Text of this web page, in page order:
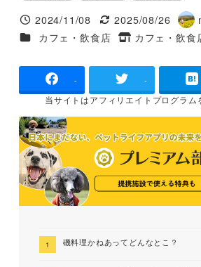
投稿日
2024/11/08
更新日
2025/08/26
著
者
施設ジャンル
カフェ・飲食店
タグ
カフェ・飲食
- -
当サイトはアフィリエイトプログラム
磯料理かねあってどんなとこ？